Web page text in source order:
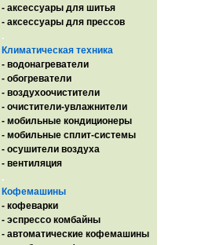
- аксессуары для шитья
- аксессуары для прессов
.
Климатическая техника
- водонагреватели
- обогреватели
- воздухоочистители
- очистители-увлажнители
- мобильные кондиционеры
- мобильные сплит-системы
- осушители воздуха
- вентиляция
.
Кофемашины
- кофеварки
- эспрессо комбайны
- автоматические кофемашины